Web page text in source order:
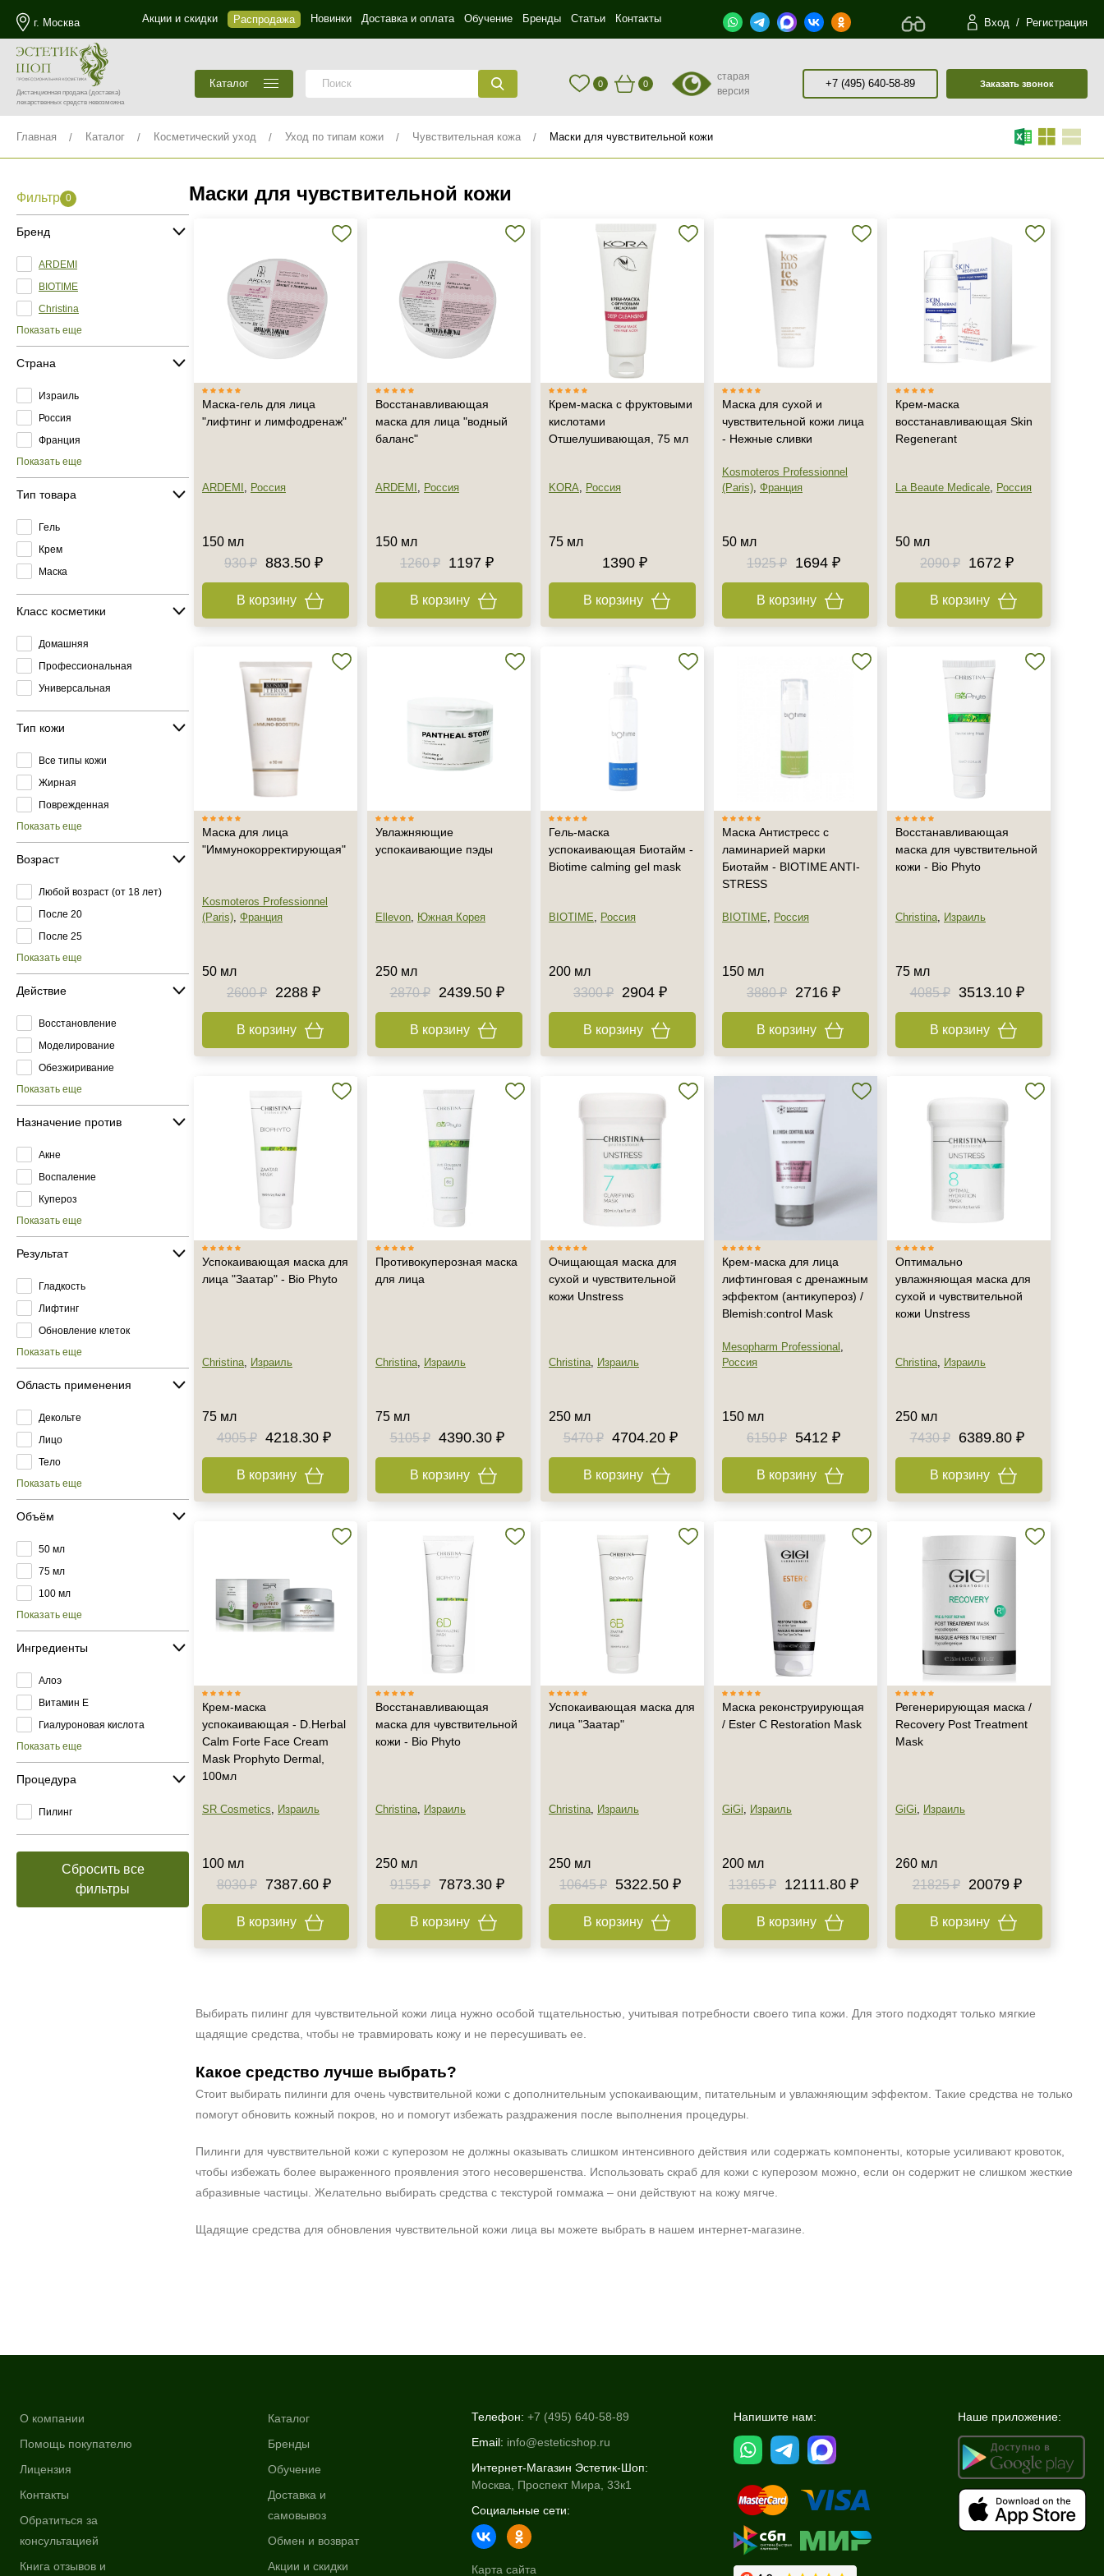
г. Москва Акции и скидки Распродажа Новинки Доставка и оплата Обучение Бренды Статьи Контакты Вход / Регистрация
Дистанционная продажа(доставка)
лекарственных средств невозможна
Каталог 0 0
старая
версия
+7 (495) 640-58-89 Заказать звонок
Главная Каталог Косметический уход Уход по типам кожи Чувствительная кожа Маски для чувствительной кожи
Фильтр 0
Бренд
ARDEMI
BIOTIME
Christina
Показать еще
Страна
Израиль
Россия
Франция
Показать еще
Тип товара
Гель
Крем
Маска
Класс косметики
Домашняя
Профессиональная
Универсальная
Тип кожи
Все типы кожи
Жирная
Поврежденная
Показать еще
Возраст
Любой возраст (от 18 лет)
После 20
После 25
Показать еще
Действие
Восстановление
Моделирование
Обезжиривание
Показать еще
Назначение против
Акне
Воспаление
Купероз
Показать еще
Результат
Гладкость
Лифтинг
Обновление клеток
Показать еще
Область применения
Декольте
Лицо
Тело
Показать еще
Объём
50 мл
75 мл
100 мл
Показать еще
Ингредиенты
Алоэ
Витамин E
Гиалуроновая кислота
Показать еще
Процедура
Пилинг
Сбросить все
фильтры
Маски для чувствительной кожи
Маска-гель для лица
"лифтинг и лимфодренаж"
ARDEMI , Россия
150 мл
930 ₽ 883.50 ₽
В корзину
Восстанавливающая
маска для лица "водный
баланс"
ARDEMI , Россия
150 мл
1260 ₽
1197 ₽
В корзину
Крем-маска с фруктовыми
кислотами
Отшелушивающая, 75 мл
KORA, Россия
75 мл
1390 ₽
В корзину
Маска для сухой и
чувствительной кожи лица
- Нежные сливки
Kosmoteros Professionnel
(Paris), Франция
50 мл
1925 ₽
1694 ₽
В корзину
Крем-маска
восстанавливающая Skin
Regenerant
La Beaute Medicale, Россия
50 мл
2090 ₽
1672 ₽
В корзину
Маска для лица
"Иммунокорректирующая"
Kosmoteros Professionnel
(Paris), Франция
50 мл
2600 ₽
2288 ₽
В корзину
Увлажняющие
успокаивающие пэды
Ellevon, Южная Корея
250 мл
2870 ₽
2439.50 ₽
В корзину
Гель-маска
успокаивающая Биотайм -
Biotime calming gel mask
BIOTIME, Россия
200 мл
3300 ₽
2904 ₽
В корзину
Маска Антистресс с
ламинарией марки
Биотайм - BIOTIME ANTI-
STRESS
BIOTIME, Россия
150 мл
3880 ₽
2716 ₽
В корзину
Восстанавливающая
маска для чувствительной
кожи - Bio Phyto
Christina, Израиль
75 мл
4085 ₽
3513.10 ₽
В корзину
Успокаивающая маска для
лица "Заатар" - Bio Phyto
Christina, Израиль
75 мл
4905 ₽
4218.30 ₽
В корзину
Противокуперозная маска
для лица
Christina, Израиль
75 мл
5105 ₽
4390.30 ₽
В корзину
Очищающая маска для
сухой и чувствительной
кожи Unstress
Christina, Израиль
250 мл
5470 ₽
4704.20 ₽
В корзину
Крем-маска для лица
лифтинговая с дренажным
эффектом (антикупероз) /
Blemish:control Mask
Mesopharm Professional ,
Россия
150 мл
6150 ₽ 5412 ₽
В корзину
Оптимально
увлажняющая маска для
сухой и чувствительной
кожи Unstress
Christina, Израиль
250 мл
7430 ₽
6389.80 ₽
В корзину
Крем-маска
успокаивающая - D.Herbal
Calm Forte Face Cream
Mask Prophyto Dermal,
100мл
SR Cosmetics, Израиль
100 мл
8030 ₽
7387.60 ₽
В корзину
Восстанавливающая
маска для чувствительной
кожи - Bio Phyto
Christina, Израиль
250 мл
9155 ₽
7873.30 ₽
В корзину
Успокаивающая маска для
лица "Заатар"
Christina, Израиль
250 мл
10645 ₽ 5322.50 ₽
В корзину
Маска реконструирующая
/ Ester C Restoration Mask
GiGi, Израиль
200 мл
13165 ₽
12111.80 ₽
В корзину
Регенерирующая маска /
Recovery Post Treatment
Mask
GiGi, Израиль
260 мл
21825 ₽
20079 ₽
В корзину
Выбирать пилинг для чувствительной кожи лица нужно особой тщательностью, учитывая потребности своего типа кожи. Для этого подходят только мягкие
щадящие средства, чтобы не травмировать кожу и не пересушивать ее.
Какое средство лучше выбрать?
Стоит выбирать пилинги для очень чувствительной кожи с дополнительным успокаивающим, питательным и увлажняющим эффектом. Такие средства не только
помогут обновить кожный покров, но и помогут избежать раздражения после выполнения процедуры.
Пилинги для чувствительной кожи с куперозом не должны оказывать слишком интенсивного действия или содержать компоненты, которые усиливают кровоток,
чтобы избежать более выраженного проявления этого несовершенства. Использовать скраб для кожи с куперозом можно, если он содержит не слишком жесткие
абразивные частицы. Желательно выбирать средства с текстурой гоммажа – они действуют на кожу мягче.
Щадящие средства для обновления чувствительной кожи лица вы можете выбрать в нашем интернет-магазине.
О компании
Помощь покупателю
Лицензия
Контакты
Обратиться за
консультацией
Книга отзывов и
Каталог
Бренды
Обучение
Доставка и
самовывоз
Обмен и возврат
Акции и скидки
Телефон: +7 (495) 640-58-89
Email: info@esteticshop.ru
Интернет-Магазин Эстетик-Шоп:
Москва, Проспект Мира, 33к1
Социальные сети:
Карта сайта
Напишите нам: Наше приложение:
Не показывать предложение о консультации
+7 (495) 640-58-89